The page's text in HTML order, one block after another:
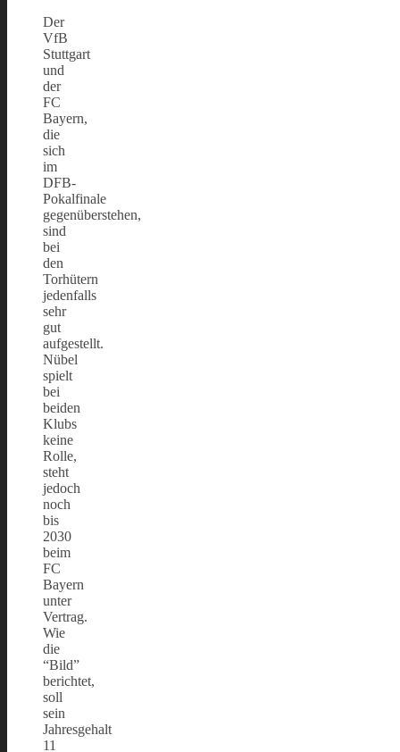
Der
VfB
Stuttgart
und
der
FC
Bayern,
die
sich
im
DFB-
Pokalfinale
gegenüberstehen,
sind
bei
den
Torhütern
jedenfalls
sehr
gut
aufgestellt.
Nübel
spielt
bei
beiden
Klubs
keine
Rolle,
steht
jedoch
noch
bis
2030
beim
FC
Bayern
unter
Vertrag.
Wie
die
“Bild”
berichtet,
soll
sein
Jahresgehalt
11